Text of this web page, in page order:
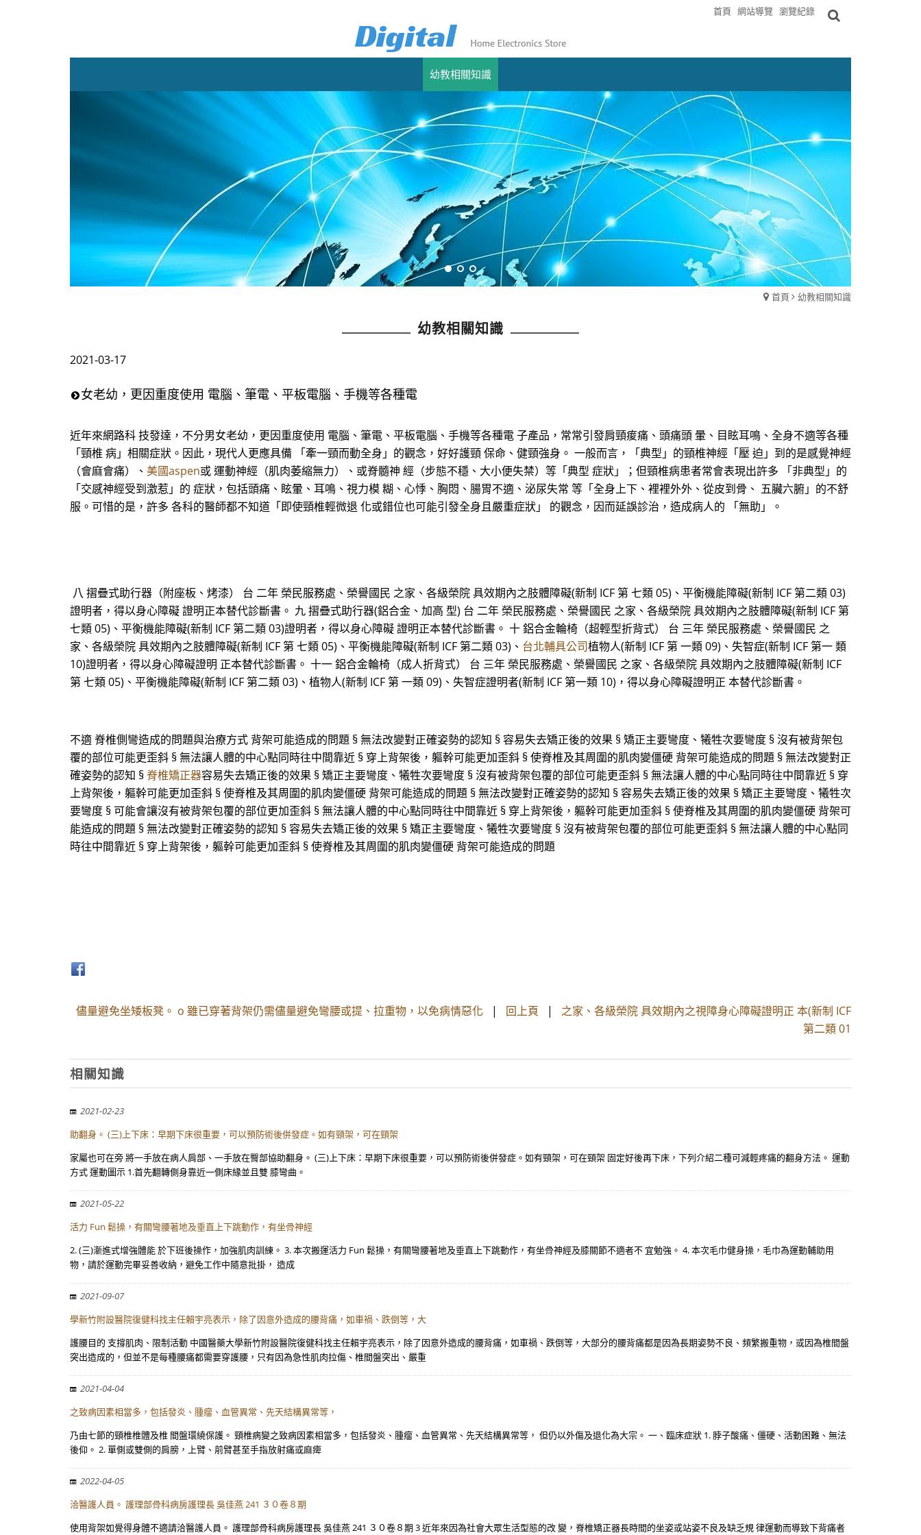
首頁 網站導覽 瀏覽紀錄
幼教相關知識
首頁 幼教相關知識
幼教相關知識
2021-03-17
女老幼，更因重度使用 電腦、筆電、平板電腦、手機等各種電
近年來網路科 技發達，不分男女老幼，更因重度使用 電腦、筆電、平板電腦、手機等各種電 子產品，常常引發肩頸痠痛、頭痛頭 暈、目眩耳鳴、全身不適等各種
「頸椎 病」相關症狀。因此，現代人更應具備 「牽一頸而動全身」的觀念，好好護頸 保命、健頸強身。 一般而言，「典型」的頸椎神經「壓 迫」到的是感覺神經
（會麻會痛）、 美國aspen或 運動神經（肌肉萎縮無力）、或脊髓神 經（步態不穩、大小便失禁）等「典型 症狀」；但頸椎病患者常會表現出許多 「非典型」的
「交感神經受到激惹」的 症狀，包括頭痛、眩暈、耳鳴、視力模 糊、心悸、胸悶、腸胃不適、泌尿失常 等「全身上下、裡裡外外、從皮到骨、 五臟六腑」的不舒
服。可惜的是，許多 各科的醫師都不知道「即使頸椎輕微退 化或錯位也可能引發全身且嚴重症狀」 的觀念，因而延誤診治，造成病人的 「無助」。
八 摺疊式助行器（附座板、烤漆） 台 二年 榮民服務處、榮譽國民 之家、各級榮院 具效期內之肢體障礙(新制 ICF 第 七類 05)、平衡機能障礙(新制 ICF 第二類 03)
證明者，得以身心障礙 證明正本替代診斷書。 九 摺疊式助行器(鋁合金、加高 型) 台 二年 榮民服務處、榮譽國民 之家、各級榮院 具效期內之肢體障礙(新制 ICF 第
七類 05)、平衡機能障礙(新制 ICF 第二類 03)證明者，得以身心障礙 證明正本替代診斷書。 十 鋁合金輪椅（超輕型折背式） 台 三年 榮民服務處、榮譽國民 之
家、各級榮院 具效期內之肢體障礙(新制 ICF 第 七類 05)、平衡機能障礙(新制 ICF 第二類 03)、 台北輔具公司植物人(新制 ICF 第 一類 09)、失智症(新制 ICF 第一 類
10)證明者，得以身心障礙證明 正本替代診斷書。 十一 鋁合金輪椅（成人折背式） 台 三年 榮民服務處、榮譽國民 之家、各級榮院 具效期內之肢體障礙(新制 ICF
第 七類 05)、平衡機能障礙(新制 ICF 第二類 03)、植物人(新制 ICF 第 一類 09)、失智症證明者(新制 ICF 第一類 10)，得以身心障礙證明正 本替代診斷書。
不適 脊椎側彎造成的問題與治療方式 背架可能造成的問題 § 無法改變對正確姿勢的認知 § 容易失去矯正後的效果 § 矯正主要彎度、犧牲次要彎度 § 沒有被背架包
覆的部位可能更歪斜 § 無法讓人體的中心點同時往中間靠近 § 穿上背架後，軀幹可能更加歪斜 § 使脊椎及其周圍的肌肉變僵硬 背架可能造成的問題 § 無法改變對正
確姿勢的認知 §脊椎矯正器容易失去矯正後的效果 § 矯正主要彎度、犧牲次要彎度 § 沒有被背架包覆的部位可能更歪斜 § 無法讓人體的中心點同時往中間靠近 § 穿
上背架後，軀幹可能更加歪斜 § 使脊椎及其周圍的肌肉變僵硬 背架可能造成的問題 § 無法改變對正確姿勢的認知 § 容易失去矯正後的效果 § 矯正主要彎度、犧牲次
要彎度 § 可能會讓沒有被背架包覆的部位更加歪斜 § 無法讓人體的中心點同時往中間靠近 § 穿上背架後，軀幹可能更加歪斜 § 使脊椎及其周圍的肌肉變僵硬 背架可
能造成的問題 § 無法改變對正確姿勢的認知 § 容易失去矯正後的效果 § 矯正主要彎度、犧牲次要彎度 § 沒有被背架包覆的部位可能更歪斜 § 無法讓人體的中心點同
時往中間靠近 § 穿上背架後，軀幹可能更加歪斜 § 使脊椎及其周圍的肌肉變僵硬 背架可能造成的問題
儘量避免坐矮板凳。 o 雖已穿著背架仍需儘量避免彎腰或提、拉重物，以免病情惡化 | 回上頁 | 之家、各級榮院 具效期內之視障身心障礙證明正 本(新制 ICF
第二類 01
相關知識
2021-02-23
助翻身。 (三)上下床：早期下床很重要，可以預防術後併發症。如有頸架，可在頸架
家屬也可在旁 將一手放在病人肩部、一手放在臀部協助翻身。 (三)上下床：早期下床很重要，可以預防術後併發症。如有頸架，可在頸架 固定好後再下床，下列介紹二種可減輕疼痛的翻身方法。 運動
方式 運動圖示 1.首先翻轉側身靠近一側床緣並且雙 膝彎曲。
2021-05-22
活力 Fun 鬆操，有關彎腰著地及垂直上下跳動作，有坐骨神經
2. (三)漸進式增強體能 於下班後操作，加強肌肉訓練。 3. 本次搬運活力 Fun 鬆操，有關彎腰著地及垂直上下跳動作，有坐骨神經及膝關節不適者不 宜勉強。 4. 本次毛巾健身操，毛巾為運動輔助用
物，請於運動完畢妥善收納，避免工作中隨意批掛， 造成
2021-09-07
學新竹附設醫院復健科找主任賴宇亮表示，除了因意外造成的腰背痛，如車禍、跌倒等，大
護腰目的 支撐肌肉、限制活動 中國醫藥大學新竹附設醫院復健科找主任賴宇亮表示，除了因意外造成的腰背痛，如車禍、跌倒等，大部分的腰背痛都是因為長期姿勢不良、頻繁搬重物，或因為椎間盤
突出造成的，但並不是每種腰痛都需要穿護腰，只有因為急性肌肉拉傷、椎間盤突出、嚴重
2021-04-04
之致病因素相當多，包括發炎、腫瘤、血管異常、先天結構異常等，
乃由七節的頸椎椎體及椎 間盤環繞保護。 頸椎病變之致病因素相當多，包括發炎、腫瘤、血管異常、先天結構異常等， 但仍以外傷及退化為大宗。 一、臨床症狀 1. 脖子酸痛、僵硬、活動困難、無法
後仰。 2. 單側或雙側的肩膀，上臂、前臂甚至手指放射痛或麻痺
2022-04-05
洽醫護人員。 護理部骨科病房護理長 吳佳燕 241 ３０卷８期
使用背架如覺得身體不適請洽醫護人員。 護理部骨科病房護理長 吳佳燕 241 ３０卷８期 3 近年來因為社會大眾生活型態的改 變，脊椎矯正器長時間的坐姿或站姿不良及缺乏規 律運動而導致下背痛者